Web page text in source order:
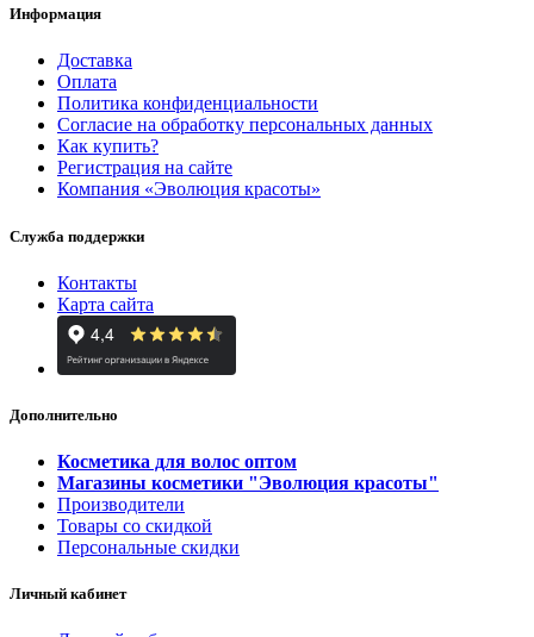
Информация
Доставка
Оплата
Политика конфиденциальности
Согласие на обработку персональных данных
Как купить?
Регистрация на сайте
Компания «Эволюция красоты»
Служба поддержки
Контакты
Карта сайта
Дополнительно
Косметика для волос оптом
Магазины косметики "Эволюция красоты"
Производители
Товары со скидкой
Персональные скидки
Личный кабинет